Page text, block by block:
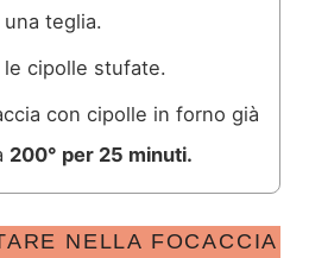
teglia.
le cipolle stufate.
con cipolle in forno già
200° per 25 minuti.
NELLA FOCACCIA